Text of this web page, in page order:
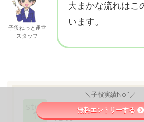
子役ねっと運営
スタッフ
大まかな流れはこ
います。
step
1 応募
＼子役実績No.1／
無料エントリーする